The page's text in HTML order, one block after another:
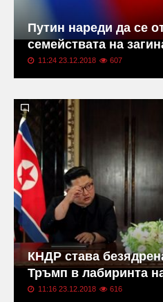
Путин нареди да се
семействата на
11:24 23.12.2018 607
КНДР става
Тръмп в лабиринта
11:16 23.12.2018 616